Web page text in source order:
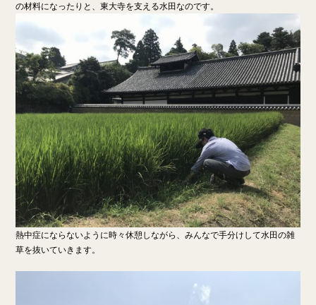
の材料になったりと、東大寺を支える水田なのです。
熱中症にならないように時々休憩しながら、みんなで手分けして水田の雑
草を抜いていきます。